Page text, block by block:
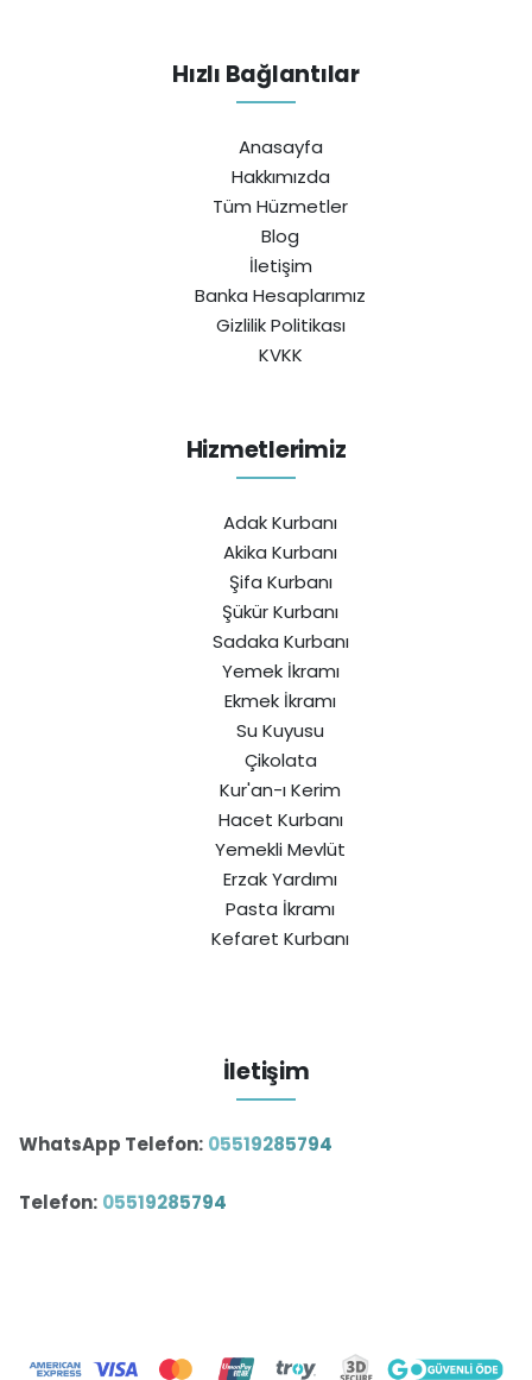
Hızlı Bağlantılar
Anasayfa
Hakkımızda
Tüm Hüzmetler
Blog
İletişim
Banka Hesaplarımız
Gizlilik Politikası
KVKK
Hizmetlerimiz
Adak Kurbanı
Akika Kurbanı
Şifa Kurbanı
Şükür Kurbanı
Sadaka Kurbanı
Yemek İkramı
Ekmek İkramı
Su Kuyusu
Çikolata
Kur'an-ı Kerim
Hacet Kurbanı
Yemekli Mevlüt
Erzak Yardımı
Pasta İkramı
Kefaret Kurbanı
İletişim
WhatsApp Telefon: 05519285794
Telefon: 05519285794